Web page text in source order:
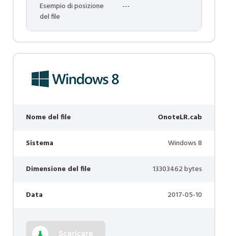
Esempio di posizione
del file
---
Nome del file OnoteLR.cab
Sistema Windows 8
Dimensione del file 13303462 bytes
Data 2017-05-10